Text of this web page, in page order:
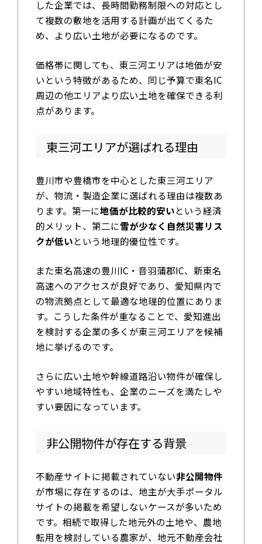
した企業では、長時間勤務制限への対応とし
て複数の敷地を活用する計画が出てくるた
め、より広い土地が必要になるのです。
価格帯に関しても、東三河エリアは地価が安
いという特徴があるため、同じ予算で東名IC
周辺の他エリアより広い土地を確保できる利
点があります。
東三河エリアが選ばれる理由
豊川市や豊橋市を中心とした東三河エリア
が、物流・製造企業に選ばれる理由は複数あ
ります。第一に地価が比較的安いという経済
的メリット、第二に雪が少なく自然災害リス
クが低いという地理的優位性です。
また東名高速の豊川IC・音羽蒲郡IC、新東名
高速へのアクセスが良好であり、愛知県内で
の物流拠点として最適な地理的位置にありま
す。こうした条件が重なることで、愛知進出
を検討する企業の多くが東三河エリアを候補
地に挙げるのです。
さらに広い土地や幹線道路沿い物件が確保し
やすい地域特性も、企業のニーズを満たしや
すい要因になっています。
非公開物件が存在する背景
不動産サイトに掲載されていない非公開物件
が市場に存在するのは、地主が大手ポータル
サイトの掲載を希望しないケースが多いため
です。相続で取得した地元外の土地や、農地
転用を検討している農家が、地元不動産会社